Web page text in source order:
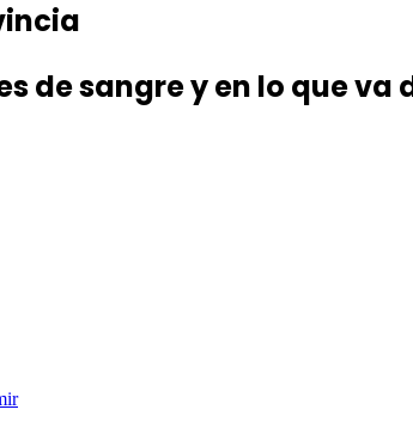
de sangre y en lo que va